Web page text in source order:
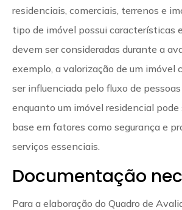
residenciais, comerciais, terrenos e
tipo de imóvel possui características
devem ser consideradas durante a
exemplo, a valorização de um imóvel
ser influenciada pelo fluxo de pessoas
enquanto um imóvel residencial pode
base em fatores como segurança e
serviços essenciais.
Documentação
Para a elaboração do Quadro de